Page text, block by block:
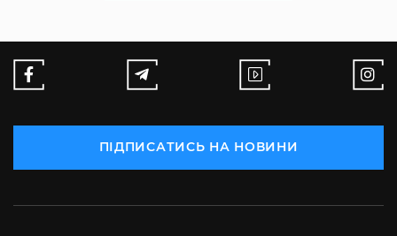
ПІДПИСАТИСЬ НА НОВИНИ